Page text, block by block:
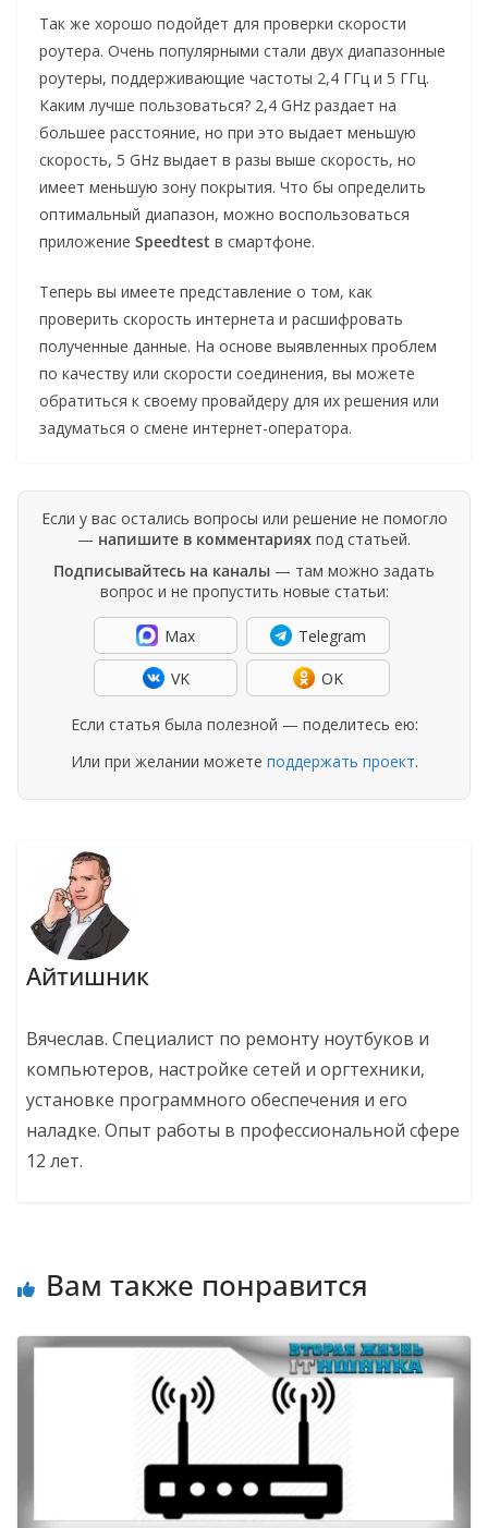
Так же хорошо подойдет для проверки скорости
роутера. Очень популярными стали двух диапазонные
роутеры, поддерживающие частоты 2,4 ГГц и 5 ГГц.
Каким лучше пользоваться? 2,4 GHz раздает на
большее расстояние, но при это выдает меньшую
скорость, 5 GHz выдает в разы выше скорость, но
имеет меньшую зону покрытия. Что бы определить
оптимальный диапазон, можно воспользоваться
приложение Speedtest в смартфоне.
Теперь вы имеете представление о том, как
проверить скорость интернета и расшифровать
полученные данные. На основе выявленных проблем
по качеству или скорости соединения, вы можете
обратиться к своему провайдеру для их решения или
задуматься о смене интернет-оператора.
Если у вас остались вопросы или решение не помогло
— напишите в комментариях под статьей.
Подписывайтесь на каналы — там можно задать
вопрос и не пропустить новые статьи:
Max Telegram
VK OK
Если статья была полезной — поделитесь ею:
Или при желании можете поддержать проект.
Айтишник
Вячеслав. Специалист по ремонту ноутбуков и
компьютеров, настройке сетей и оргтехники,
установке программного обеспечения и его
наладке. Опыт работы в профессиональной сфере
12 лет.
Вам также понравится